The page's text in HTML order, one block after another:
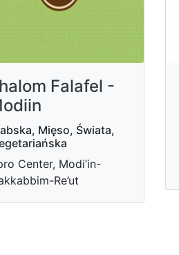
Falafel -
Mięso, Świata,
Center, Modi’in-
Re’ut